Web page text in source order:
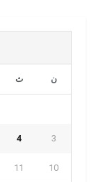
ن ث
3
4
10
11